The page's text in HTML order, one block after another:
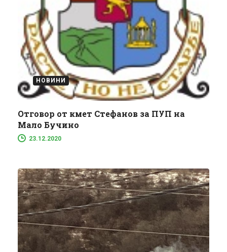
НОВИНИ
Отговор от кмет Стефанов за ПУП на
Мало Бучино
23.12.2020